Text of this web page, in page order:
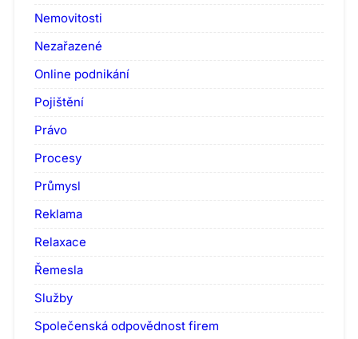
Nemovitosti
Nezařazené
Online podnikání
Pojištění
Právo
Procesy
Průmysl
Reklama
Relaxace
Řemesla
Služby
Společenská odpovědnost firem